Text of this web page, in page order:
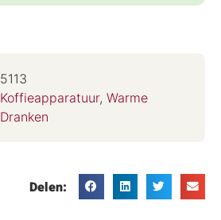
5113
Koffieapparatuur, Warme
Dranken
Delen: